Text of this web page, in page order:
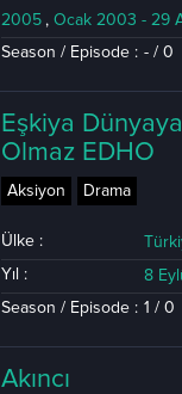
2005 ,Ocak 2003 - 29
Season / Episode : - / 0
Eşkiya
Olmaz EDHO
Aksiyon Drama
Ülke :
Yıl :
8
Season / Episode : 1 / 0
Akıncı